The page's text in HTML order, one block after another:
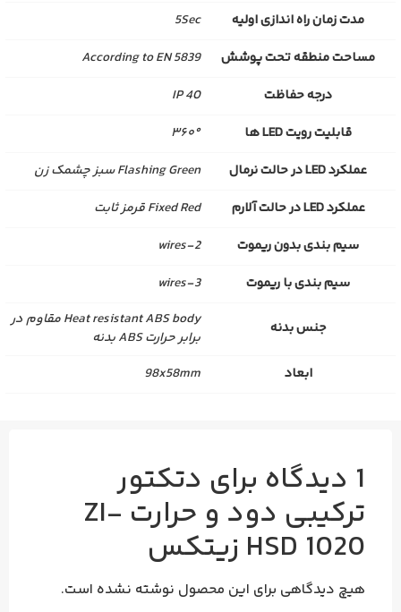
مدت زمان راه اندازی اولیه
5Sec
مساحت منطقه تحت پوشش
According to EN 5839
درجه حفاظت
IP 40
قابلیت رویت LED ها
۳۶۰°
عملکرد LED در حالت نرمال
Flashing Green سبز چشمک زن
عملکرد LED در حالت آلارم
Fixed Red قرمز ثابت
سیم بندی بدون ریموت
2-wires
سیم بندی با ریموت
3-wires
جنس بدنه
Heat resistant ABS body مقاوم در
برابر حرارت ABS بدنه
ابعاد
98x58mm
1 دیدگاه برای دتکتور
ترکیبی دود و حرارت ZI-
HSD 1020 زیتکس
هیچ دیدگاهی برای این محصول نوشته نشده است.